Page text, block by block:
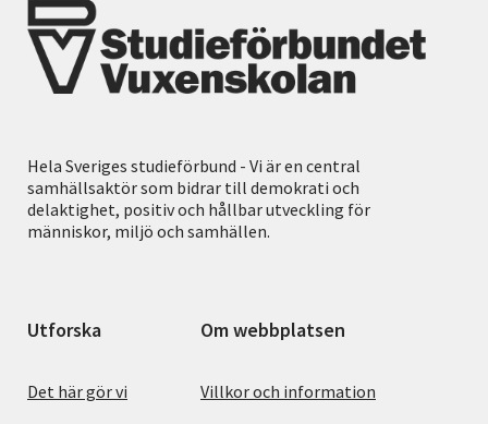
Hela Sveriges studieförbund - Vi är en central
samhällsaktör som bidrar till demokrati och
delaktighet, positiv och hållbar utveckling för
människor, miljö och samhällen.
Utforska
Det här gör vi
Om webbplatsen
Villkor och information